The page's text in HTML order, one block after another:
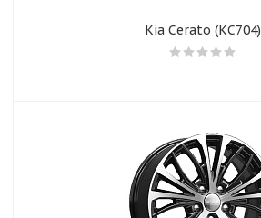
Kia Cerato (КС704)